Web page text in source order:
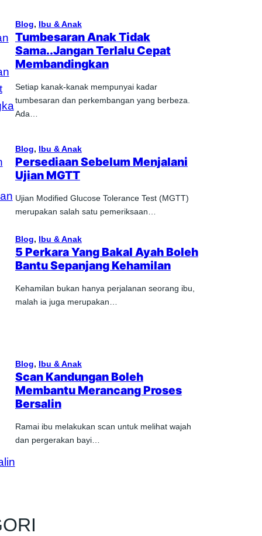
Blog, Ibu & Anak
Tumbesaran Anak Tidak
Sama..Jangan Terlalu Cepat
Membandingkan
Setiap kanak-kanak mempunyai kadar
tumbesaran dan perkembangan yang berbeza.
Ada…
Blog, Ibu & Anak
Persediaan Sebelum Menjalani
Ujian MGTT
Ujian Modified Glucose Tolerance Test (MGTT)
merupakan salah satu pemeriksaan…
Blog, Ibu & Anak
5 Perkara Yang Bakal Ayah Boleh
Bantu Sepanjang Kehamilan
Kehamilan bukan hanya perjalanan seorang ibu,
malah ia juga merupakan…
Blog, Ibu & Anak
Scan Kandungan Boleh
Membantu Merancang Proses
Bersalin
Ramai ibu melakukan scan untuk melihat wajah
dan pergerakan bayi…